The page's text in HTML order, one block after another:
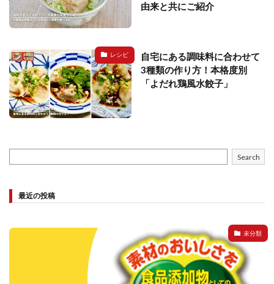
由来と共にご紹介
レシピ
自宅にある調味料に合わせて
3種類の作り方！本格度別
「よだれ鶏風水餃子」
Search
最近の投稿
未分類